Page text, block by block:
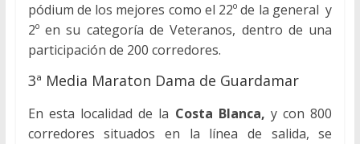
pódium de los mejores como el 22º de la general y
2º en su categoría de Veteranos, dentro de una
participación de 200 corredores.
3ª Media Maraton Dama de Guardamar
En esta localidad de la Costa Blanca, y con 800
corredores situados en la línea de salida, se